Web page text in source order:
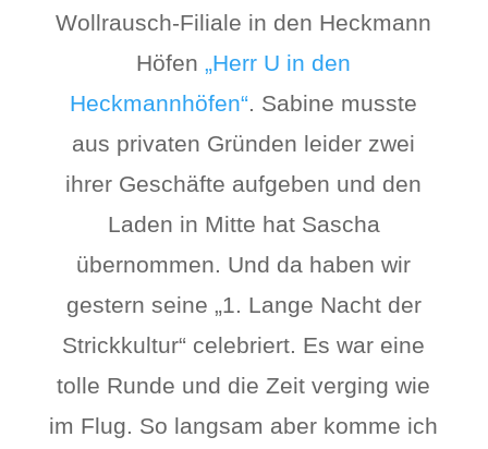
Wollrausch-Filiale in den Heckmann
Höfen„Herr U in den
Heckmannhöfen“. Sabine musste
aus privaten Gründen leider zwei
ihrer Geschäfte aufgeben und den
Laden in Mitte hat Sascha
übernommen. Und da haben wir
gestern seine „1. Lange Nacht der
Strickkultur“ celebriert. Es war eine
tolle Runde und die Zeit verging wie
im Flug. So langsam aber komme ich